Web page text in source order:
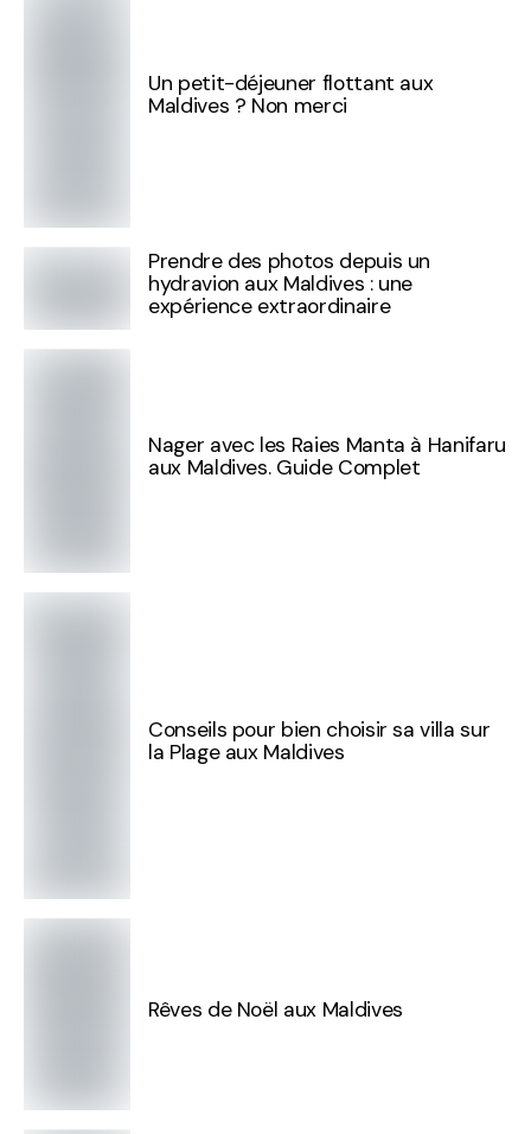
Un petit-déjeuner flottant aux
Maldives ? Non merci
Prendre des photos depuis un
hydravion aux Maldives : une
expérience extraordinaire
Nager avec les Raies Manta à Hanifaru
aux Maldives. Guide Complet
Conseils pour bien choisir sa villa sur
la Plage aux Maldives
Rêves de Noël aux Maldives